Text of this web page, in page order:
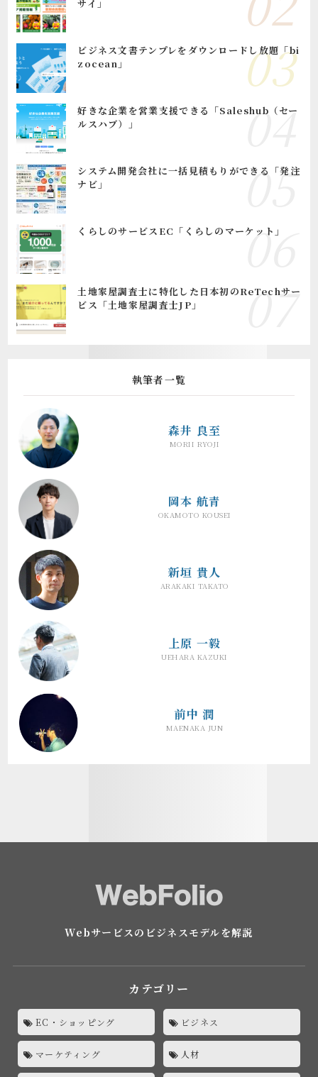
サイ」
ビジネス文書テンプレをダウンロードし放題「bi
zocean」
好きな企業を営業支援できる「Saleshub（セー
ルスハブ）」
システム開発会社に一括見積もりができる「発注
ナビ」
くらしのサービスEC「くらしのマーケット」
土地家屋調査士に特化した日本初のReTechサー
ビス「土地家屋調査士JP」
執筆者一覧
森井 良至
MORII RYOJI
岡本 航青
OKAMOTO KOUSEI
新垣 貴人
ARAKAKI TAKATO
上原 一毅
UEHARA KAZUKI
前中 潤
MAENAKA JUN
Webサービスのビジネスモデルを解説
カテゴリー
EC・ショッピング ビジネス
マーケティング 人材